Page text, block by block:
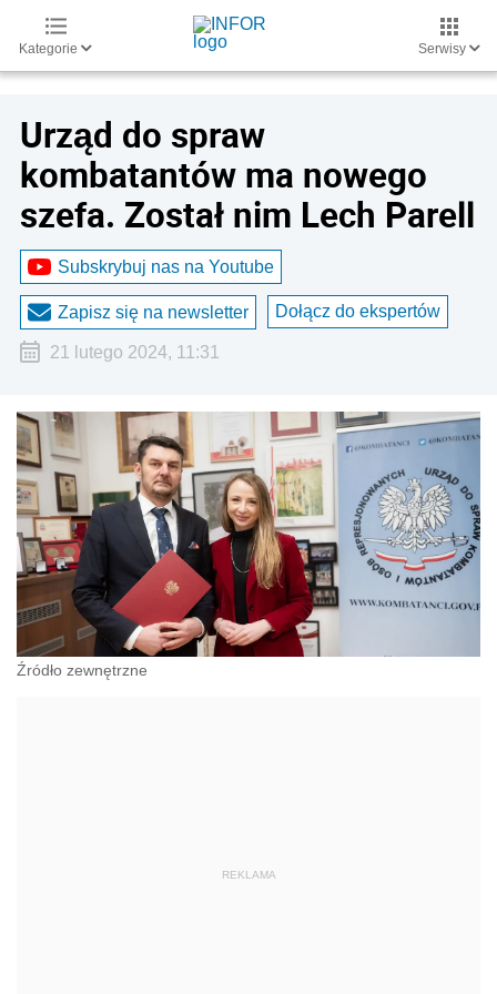
Kategorie Serwisy
Urząd do spraw
kombatantów ma nowego
szefa. Został nim Lech Parell
Subskrybuj nas na Youtube
Zapisz się na newsletter Dołącz do ekspertów
21 lutego 2024, 11:31
Źródło zewnętrzne